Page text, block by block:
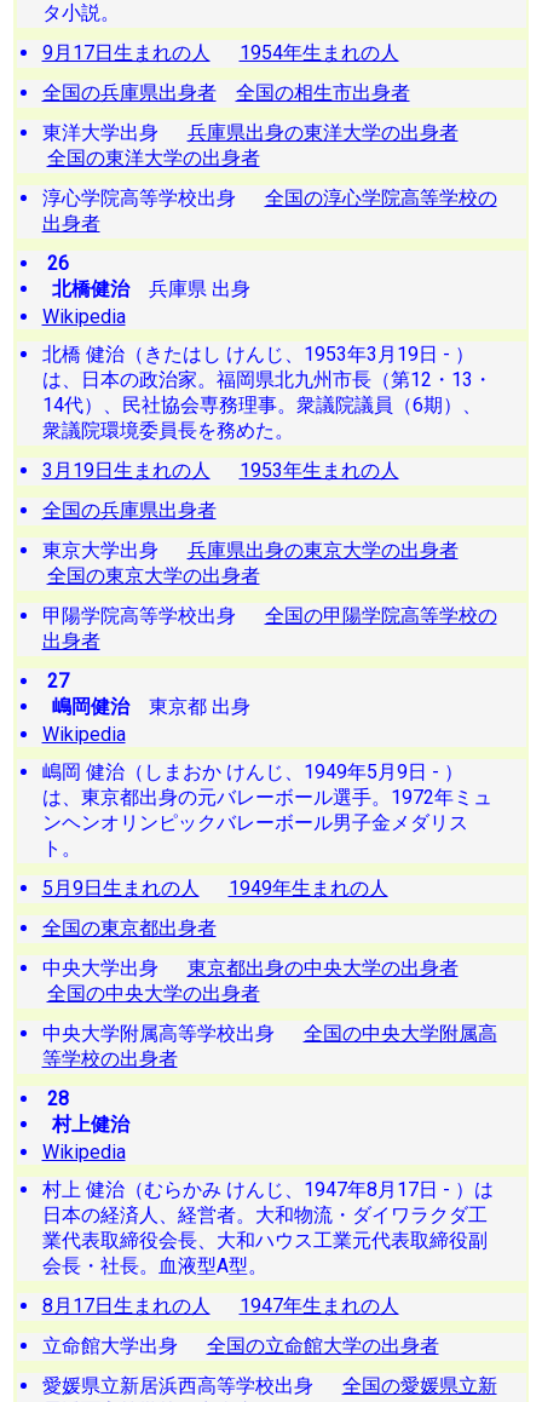
タ小説。
9月17日生まれの人
1954年生まれの人
全国の兵庫県出身者
全国の相生市出身者
東洋大学出身 兵庫県出身の東洋大学の出身者
全国の東洋大学の出身者
淳心学院高等学校出身 全国の淳心学院高等学校の
出身者
26
北橋健治兵庫県 出身
Wikipedia
北橋 健治（きたはし けんじ、1953年3月19日 - ）
は、日本の政治家。福岡県北九州市長（第12・13・
14代）、民社協会専務理事。衆議院議員（6期）、
衆議院環境委員長を務めた。
3月19日生まれの人
1953年生まれの人
全国の兵庫県出身者
東京大学出身 兵庫県出身の東京大学の出身者
全国の東京大学の出身者
甲陽学院高等学校出身 全国の甲陽学院高等学校の
出身者
27
嶋岡健治東京都 出身
Wikipedia
嶋岡 健治（しまおか けんじ、1949年5月9日 - ）
は、東京都出身の元バレーボール選手。1972年ミュ
ンヘンオリンピックバレーボール男子金メダリス
ト。
5月9日生まれの人
1949年生まれの人
全国の東京都出身者
中央大学出身 東京都出身の中央大学の出身者
全国の中央大学の出身者
中央大学附属高等学校出身 全国の中央大学附属高
等学校の出身者
28
村上健治
Wikipedia
村上 健治（むらかみ けんじ、1947年8月17日 - ）は
日本の経済人、経営者。大和物流・ダイワラクダ工
業代表取締役会長、大和ハウス工業元代表取締役副
会長・社長。血液型A型。
8月17日生まれの人
1947年生まれの人
立命館大学出身 全国の立命館大学の出身者
愛媛県立新居浜西高等学校出身 全国の愛媛県立新